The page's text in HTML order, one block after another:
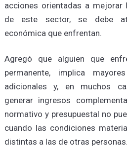
acciones orientadas a
de este sector, se debe
económica que enfrentan.
Agregó que alguien que
permanente, implica
adicionales y, en muchos
generar ingresos
normativo y presupuestal no
cuando las condiciones
distintas a las de otras personas.